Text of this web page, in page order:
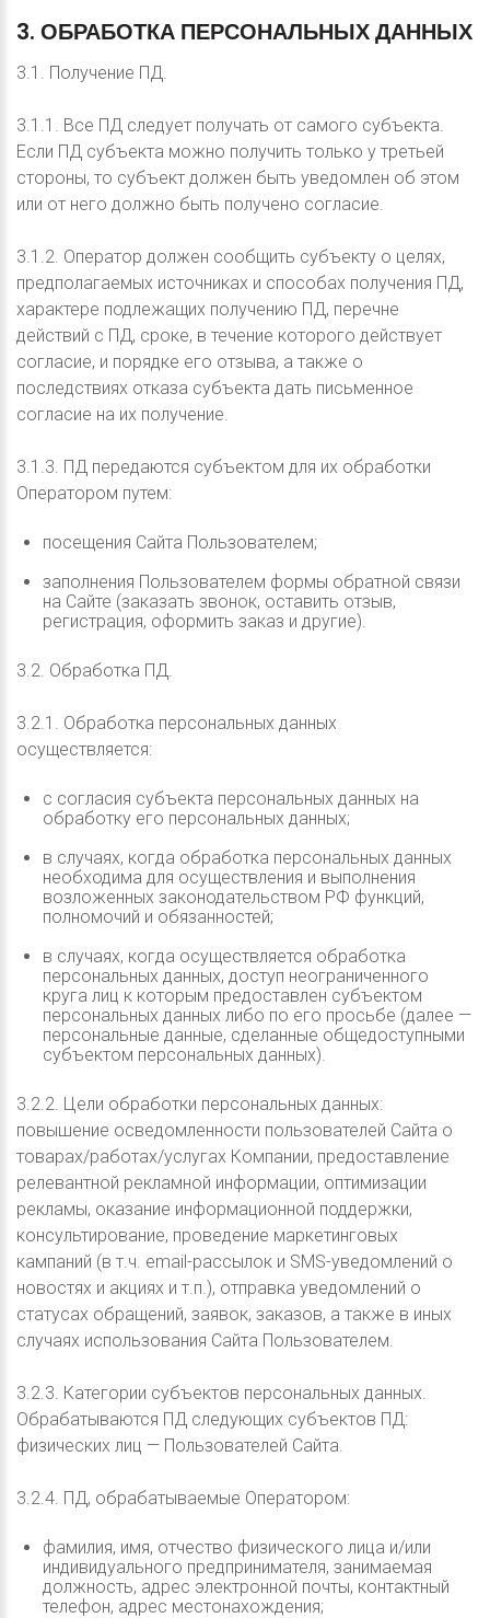
3. ОБРАБОТКА ПЕРСОНАЛЬНЫХДАННЫХ
3.1. Получение ПД.
3.1.1. Все ПД следует получать от самого субъекта.
Если ПД субъекта можно получить только у третьей
стороны, то субъект должен быть уведомлен об этом
или от него должно быть получено согласие.
3.1.2. Оператор должен сообщить субъекту о целях,
предполагаемых источниках и способах получения ПД,
характере подлежащих получению ПД, перечне
действий с ПД, сроке, в течение которого действует
согласие, и порядке его отзыва, а также о
последствиях отказа субъекта дать письменное
согласие на их получение.
3.1.3. ПД передаются субъектом для их обработки
Оператором путем:
посещения Сайта Пользователем;
заполнения Пользователем формы обратной связи
на Сайте (заказать звонок, оставить отзыв,
регистрация, оформить заказ и другие).
3.2. Обработка ПД.
3.2.1. Обработка персональных данных
осуществляется:
с согласия субъекта персональных данных на
обработку его персональных данных;
в случаях, когда обработка персональных данных
необходима для осуществления и выполнения
возложенных законодательством РФ функций,
полномочий и обязанностей;
в случаях, когда осуществляется обработка
персональных данных, доступ неограниченного
круга лиц к которым предоставлен субъектом
персональных данных либо по его просьбе (далее —
персональные данные, сделанные общедоступными
субъектом персональных данных).
3.2.2. Цели обработки персональных данных:
повышение осведомленности пользователей Сайта о
товарах/работах/услугах Компании, предоставление
релевантной рекламной информации, оптимизации
рекламы, оказание информационной поддержки,
консультирование, проведение маркетинговых
кампаний (в т.ч. email-рассылок и SMS-уведомлений о
новостях и акциях и т.п.), отправка уведомлений о
статусах обращений, заявок, заказов, а также в иных
случаях использования Сайта Пользователем.
3.2.3. Категории субъектов персональных данных.
Обрабатываются ПД следующих субъектов ПД:
физических лиц — Пользователей Сайта.
3.2.4. ПД, обрабатываемые Оператором:
фамилия, имя, отчество физического лица и/или
индивидуального предпринимателя, занимаемая
должность, адрес электронной почты, контактный
телефон, адрес местонахождения;